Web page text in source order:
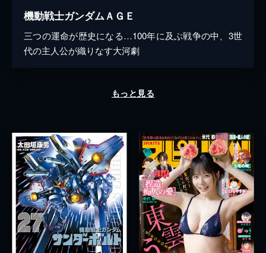
機動戦士ガンダムＡＧＥ
三つの運命が歴史になる…100年に及ぶ戦争の中、3世
代の主人公が織りなす大河劇
もっと見る